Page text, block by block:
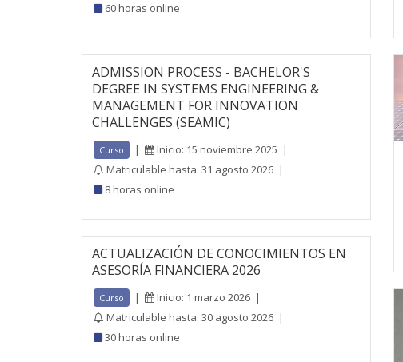
60 horas online
ADMISSION PROCESS - BACHELOR'S
DEGREE IN SYSTEMS ENGINEERING &
MANAGEMENT FOR INNOVATION
CHALLENGES (SEAMIC)
Curso | Inicio: 15 noviembre 2025 |
Matriculable hasta: 31 agosto 2026 |
8 horas online
ACTUALIZACIÓN DE CONOCIMIENTOS EN
ASESORÍA FINANCIERA 2026
Curso | Inicio: 1 marzo 2026 |
Matriculable hasta: 30 agosto 2026 |
30 horas online